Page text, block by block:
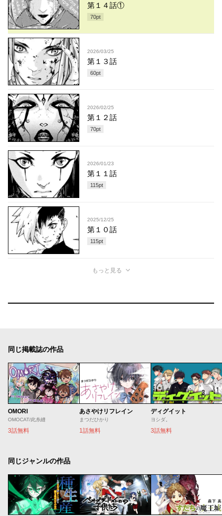
第１４話①
70pt
2026/03/25
第１３話
60pt
2026/02/25
第１２話
70pt
2026/01/23
第１１話
115pt
2025/12/25
第１０話
115pt
もっと見る
同じ掲載誌の作品
OMORI
OMOCAT/此糸縫
3話無料
あさやけリフレイン
まつだひかり
1話無料
ディグイット
ヨシダ。
3話無料
同じジャンルの作品